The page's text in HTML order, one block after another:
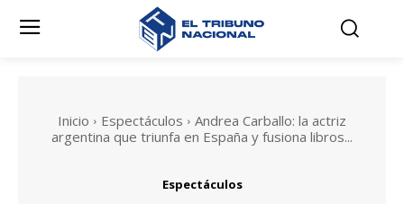
Inicio Espectáculos
Andrea Carballo: la actriz
argentina que triunfa en España y fusiona libros...
Espectáculos